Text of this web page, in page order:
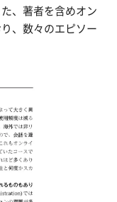
、著者を含めオン
、数々のエピソー